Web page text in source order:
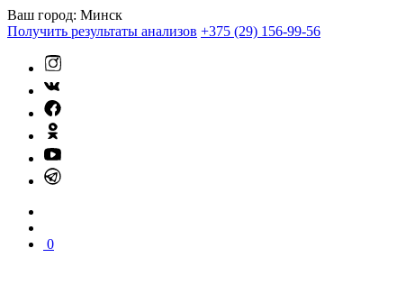
Ваш город: Минск
Получить результаты анализов +375 (29) 156-99-56
0